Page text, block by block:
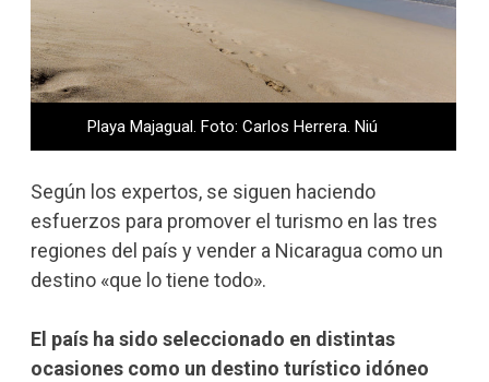
Playa Majagual. Foto: Carlos Herrera. Niú
Según los expertos, se siguen haciendo
esfuerzos para promover el turismo en las tres
regiones del país y vender a Nicaragua como un
destino «que lo tiene todo».
El país ha sido seleccionado en distintas
ocasiones como un destino turístico idóneo